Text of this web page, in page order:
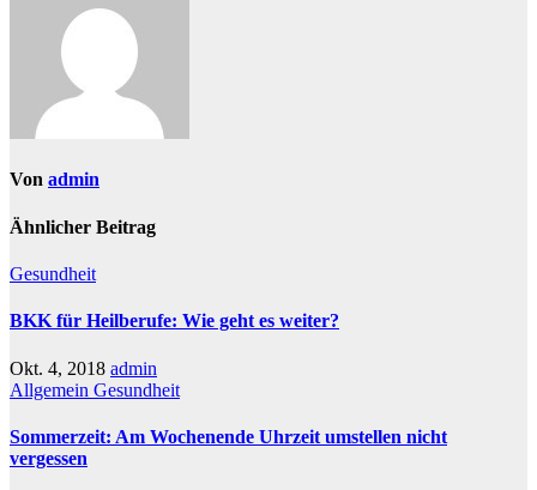
Von admin
Ähnlicher Beitrag
Gesundheit
BKK für Heilberufe: Wie geht es weiter?
Okt. 4, 2018 admin
Allgemein Gesundheit
Sommerzeit: Am Wochenende Uhrzeit umstellen nicht
vergessen